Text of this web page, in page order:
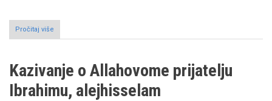
Pročitaj više
Kazivanje
alejhisselam
Kazivanje o Allahovome prijatelju
Ibrahimu, alejhisselam